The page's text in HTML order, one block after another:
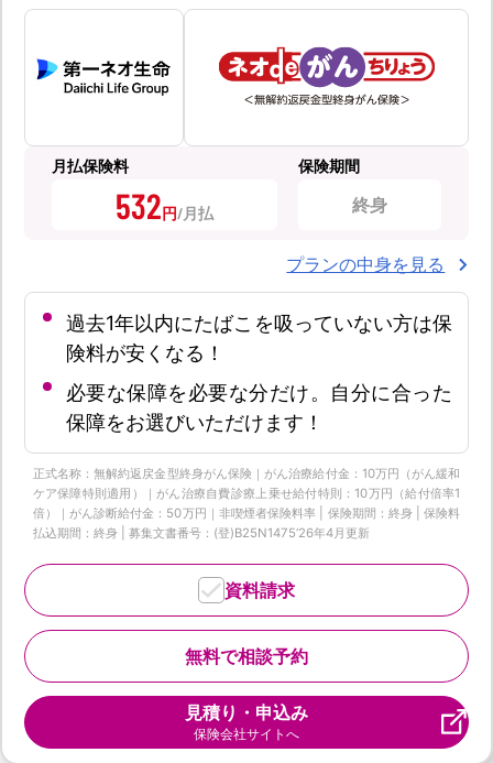
月払保険料
532円
保険期間
終身
プランの中身を見る
過去1年以内にたばこを吸っていない方は保
険料が安くなる！
必要な保障を必要な分だけ。自分に合った
保障をお選びいただけます！
正式名称：無解約返戻金型終身がん保険｜がん治療給付金：10万円（がん緩和
ケア保障特則適用）｜がん治療自費診療上乗せ給付特則：10万円（給付倍率1
倍）｜がん診断給付金：50万円｜非喫煙者保険料率 | 保険期間：終身 | 保険料
払込期間：終身 | 募集文書番号：(登)B25N1475‘26年4月更新
無料で相談予約
資料請求
見積り・申込み
保険会社サイトへ